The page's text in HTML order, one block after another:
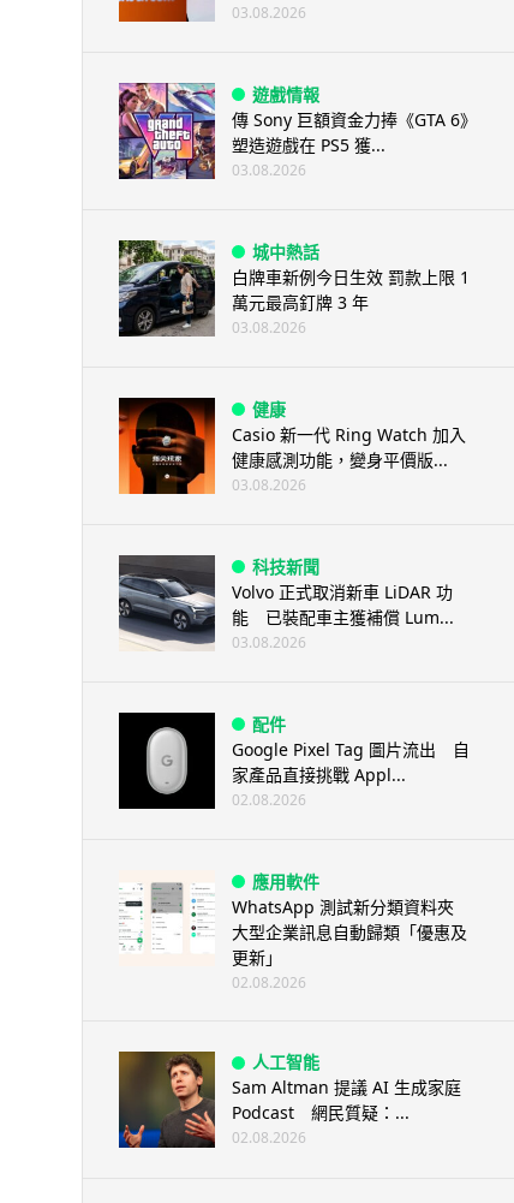
03.08.2026
遊戲情報
傳 Sony 巨額資金力捧《GTA 6》
塑造遊戲在 PS5 獲...
03.08.2026
城中熱話
白牌車新例今日生效 罰款上限 1
萬元最高釘牌 3 年
03.08.2026
健康
Casio 新一代 Ring Watch 加入
健康感測功能，變身平價版...
03.08.2026
科技新聞
Volvo 正式取消新車 LiDAR 功
能 已裝配車主獲補償 Lum...
03.08.2026
配件
Google Pixel Tag 圖片流出 自
家產品直接挑戰 Appl...
02.08.2026
應用軟件
WhatsApp 測試新分類資料夾
大型企業訊息自動歸類「優惠及
更新」
02.08.2026
人工智能
Sam Altman 提議 AI 生成家庭
Podcast 網民質疑：...
02.08.2026